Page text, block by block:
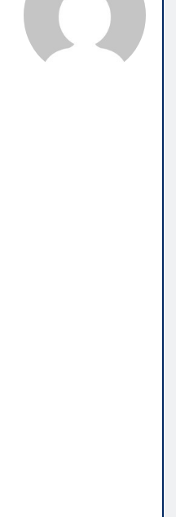
ke